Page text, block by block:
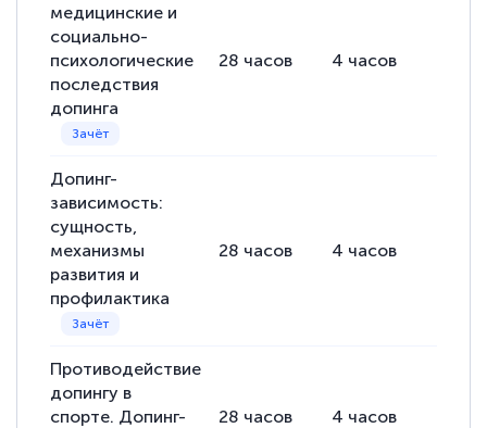
медицинские и
социально-
психологические
последствия
допинга
28 часов 4 часов
Допинг-
зависимость:
сущность,
механизмы
развития и
профилактика
28 часов 4 часов
Противодействие
допингу в
спорте. Допинг-
28 часов 4 часов